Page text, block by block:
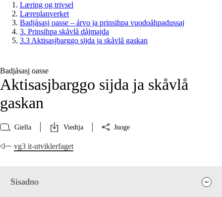
Læring og trivsel
Læreplanverket
Badjásasj oasse – árvo ja prinsihpa vuodoåhpadussaj
3. Prinsihpa skåvlå dåjmajda
3.3 Aktisasjbarggo sijda ja skåvlå gaskan
Badjásasj oasse
Aktisasjbarggo sijda ja skåvlå
gaskan
Giella Viedtja Juoge
vg3 it-utviklerfaget
Sisadno